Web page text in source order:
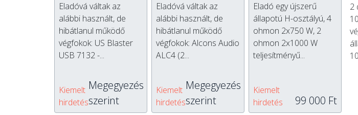
Eladóvá váltak az
alábbi használt, de
hibátlanul működő
végfokok: US Blaster
USB 7132 -...
Kiemelt
hirdetés
Megegyezés
szerint
Eladóvá váltak az
alábbi használt, de
hibátlanul működő
végfokok: Alcons Audio
ALC4 (2...
Kiemelt
hirdetés
Megegyezés
szerint
Eladó egy újszerű
állapotú H-osztályú, 4
ohmon 2x750 W, 2
ohmon 2x1000 W
teljesítményű...
Kiemelt
hirdetés
99 000 Ft
2